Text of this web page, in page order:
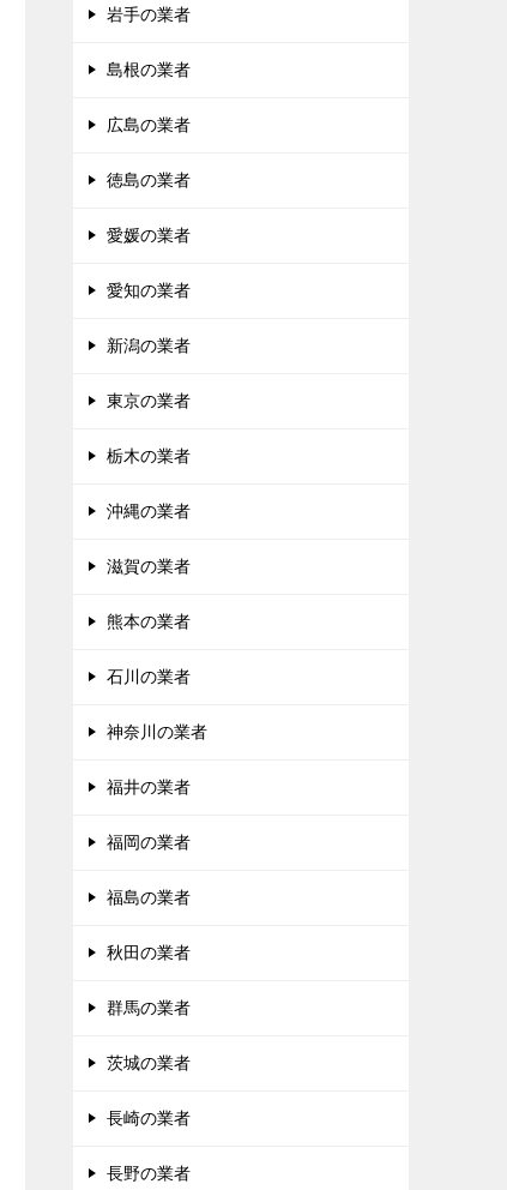
岩手の業者
島根の業者
広島の業者
徳島の業者
愛媛の業者
愛知の業者
新潟の業者
東京の業者
栃木の業者
沖縄の業者
滋賀の業者
熊本の業者
石川の業者
神奈川の業者
福井の業者
福岡の業者
福島の業者
秋田の業者
群馬の業者
茨城の業者
長崎の業者
長野の業者